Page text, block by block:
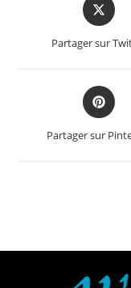
Partager sur
Partager sur